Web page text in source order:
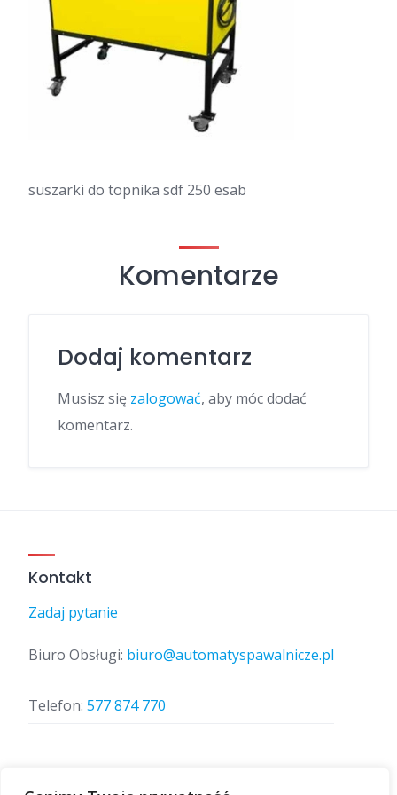
suszarki do topnika sdf 250 esab
Komentarze
Dodaj komentarz
Musisz się zalogować, aby móc dodać
komentarz.
Kontakt
Zadaj pytanie
Biuro Obsługi: biuro@automatyspawalnicze.pl
Telefon: 577 874 770